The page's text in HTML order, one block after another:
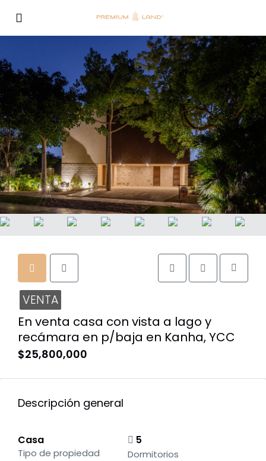
VENTA
En venta casa con vista a lago y
recámara en p/baja en Kanha, YCC
$25,800,000
Descripción general
Casa
Tipo de propiedad
5
Dormitorios